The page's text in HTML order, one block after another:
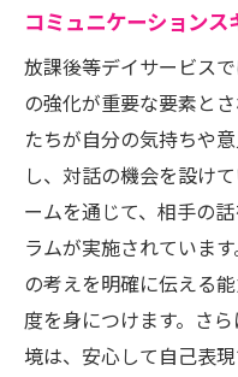
コミュニケーションス
放課後等デイサービス
の強化が重要な要素と
たちが自分の気持ちや
し、対話の機会を設け
ームを通じて、相手の
ラムが実施されていま
の考えを明確に伝える
度を身につけます。さ
境は、安心して自己表